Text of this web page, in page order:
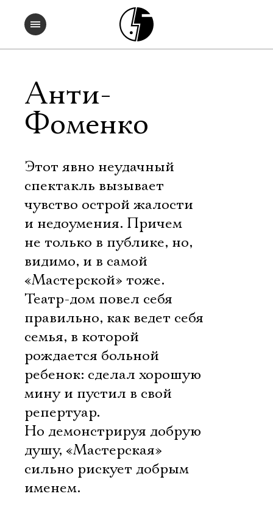
Анти-
Фоменко
Этот явно неудачный
спектакль вызывает
чувство острой жалости
и недоумения. Причем
не только в публике, но,
видимо, и в самой
«Мастерской» тоже.
Театр-дом повел себя
правильно, как ведет себя
семья, в которой
рождается больной
ребенок: сделал хорошую
мину и пустил в свой
репертуар.
Но демонстрируя добрую
душу, «Мастерская»
сильно рискует добрым
именем.